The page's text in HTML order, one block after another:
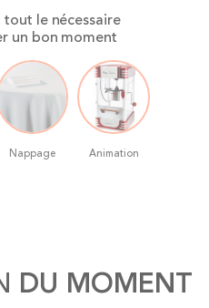
tout le nécessaire
un bon moment
Nappage Animation
DU MOMENT